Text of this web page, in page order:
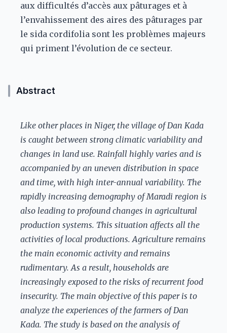
aux difficultés d’accès aux pâturages et à
l’envahissement des aires des pâturages par
le sida cordifolia sont les problèmes majeurs
qui priment l’évolution de ce secteur.
Abstract
Like other places in Niger, the village of Dan Kada
is caught between strong climatic variability and
changes in land use. Rainfall highly varies and is
accompanied by an uneven distribution in space
and time, with high inter-annual variability. The
rapidly increasing demography of Maradi region is
also leading to profound changes in agricultural
production systems. This situation affects all the
activities of local productions. Agriculture remains
the main economic activity and remains
rudimentary. As a result, households are
increasingly exposed to the risks of recurrent food
insecurity. The main objective of this paper is to
analyze the experiences of the farmers of Dan
Kada. The study is based on the analysis of